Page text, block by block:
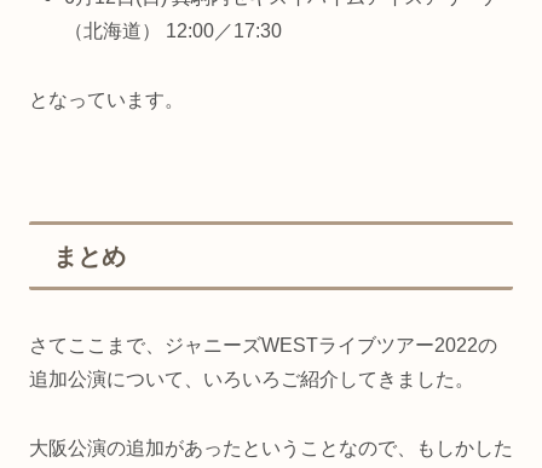
（北海道） 12:00／17:30
となっています。
まとめ
さてここまで、ジャニーズWESTライブツアー2022の
追加公演について、いろいろご紹介してきました。
大阪公演の追加があったということなので、もしかした